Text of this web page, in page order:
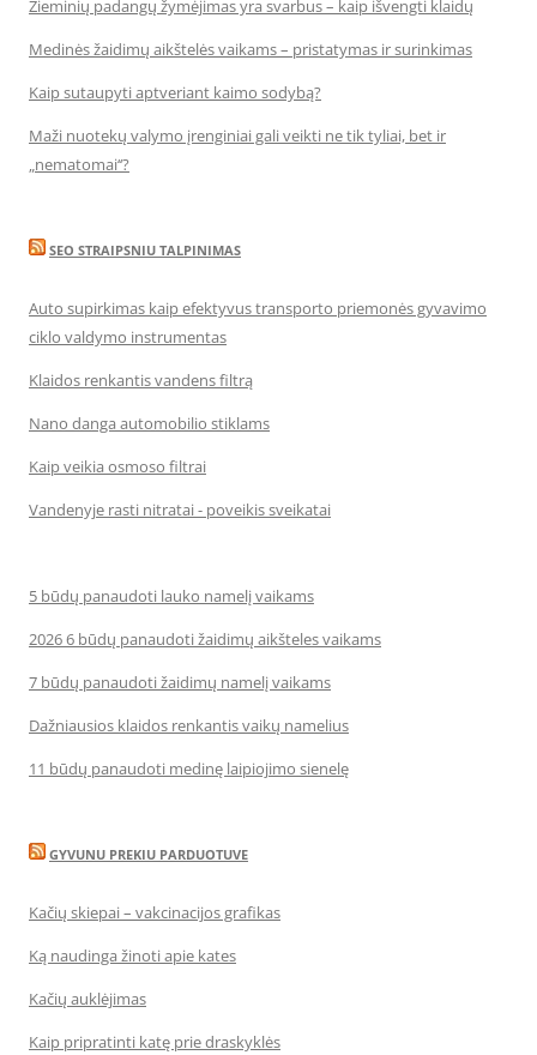
Žieminių padangų žymėjimas yra svarbus – kaip išvengti klaidų
Medinės žaidimų aikštelės vaikams – pristatymas ir surinkimas
Kaip sutaupyti aptveriant kaimo sodybą?
Maži nuotekų valymo įrenginiai gali veikti ne tik tyliai, bet ir
„nematomai‘‘?
SEO STRAIPSNIU TALPINIMAS
Auto supirkimas kaip efektyvus transporto priemonės gyvavimo
ciklo valdymo instrumentas
Klaidos renkantis vandens filtrą
Nano danga automobilio stiklams
Kaip veikia osmoso filtrai
Vandenyje rasti nitratai - poveikis sveikatai
5 būdų panaudoti lauko namelį vaikams
2026 6 būdų panaudoti žaidimų aikšteles vaikams
7 būdų panaudoti žaidimų namelį vaikams
Dažniausios klaidos renkantis vaikų namelius
11 būdų panaudoti medinę laipiojimo sienelę
GYVUNU PREKIU PARDUOTUVE
Kačių skiepai – vakcinacijos grafikas
Ką naudinga žinoti apie kates
Kačių auklėjimas
Kaip pripratinti katę prie draskyklės